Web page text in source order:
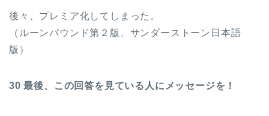
後々、プレミア化してしまった。
（ルーンバウンド第２版、サンダーストーン日本語
版）
30 最後、この回答を見ている人にメッセージを！